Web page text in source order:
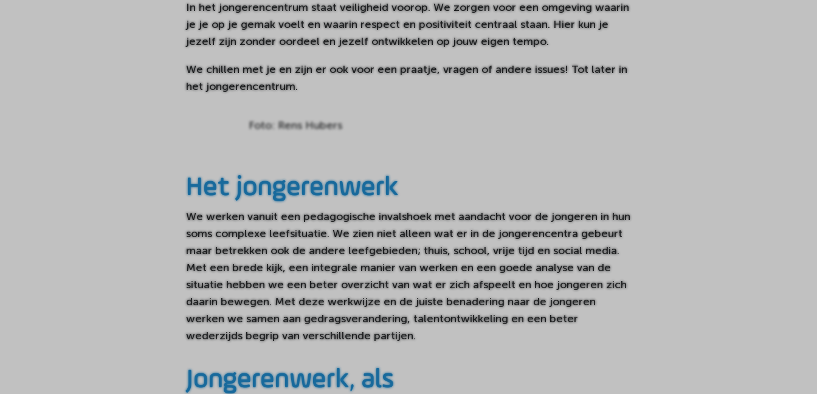
In het jongerencentrum staat veiligheid voorop. We zorgen voor een omgeving waarin
je je op je gemak voelt en waarin respect en positiviteit centraal staan. Hier kun je
jezelf zijn zonder oordeel en jezelf ontwikkelen op jouw eigen tempo.
We chillen met je en zijn er ook voor een praatje, vragen of andere issues! Tot later in
het jongerencentrum.
Foto: Rens Hubers
Het jongerenwerk
We werken vanuit een pedagogische invalshoek met aandacht voor de jongeren in hun
soms complexe leefsituatie. We zien niet alleen wat er in de jongerencentra gebeurt
maar betrekken ook de andere leefgebieden; thuis, school, vrije tijd en social media.
Met een brede kijk, een integrale manier van werken en een goede analyse van de
situatie hebben we een beter overzicht van wat er zich afspeelt en hoe jongeren zich
daarin bewegen. Met deze werkwijze en de juiste benadering naar de jongeren
werken we samen aan gedragsverandering, talentontwikkeling en een beter
wederzijds begrip van verschillende partijen.
Jongerenwerk, als